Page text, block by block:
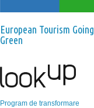
European Tourism Going
Green
Program de transformare